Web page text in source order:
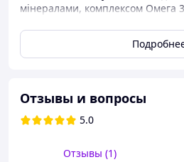
мінералами, комплексом Омега
ІNTEGRAMIX для чудового
соняшникова олія, жир
токоферолів), протеїн
лососева 1 %, мінерали, насіння
помідори* 0,2 %, глід* 0,065 %,
Отзывы и вопросы
5.0
Отзывы (1)